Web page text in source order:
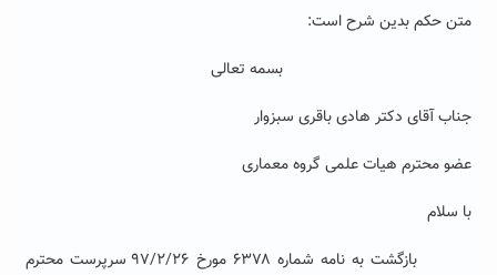
متن حکم بدین شرح است:
بسمه تعالی
جناب آقای دکتر هادی باقری سبزوار
عضو محترم هیات علمی گروه معماری
با سلام
بازگشت به نامه شماره ۶۳۷۸ مورخ ۹۷/۲/۲۶ سرپرست محترم